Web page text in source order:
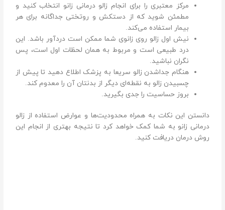
مرکز معتبری را برای انجام زالو درمانی زانو انتخاب کنید و
مطمئن شوید که از دستکش و رو‌تختی جداگانه برای هر
بیمار استفاده می‌کند.
نیش اول زالو روی زانوی شما ممکن است درد‌آور باشد. این
درد طبیعی است و مربوط به همان لحظات اول است، پس
نگران نباشید.
هنگام جدا‌شدن زالو سریعا به پزشک اطلاع دهید تا پیش از
چسبیدن زالو به نقطه‌ای دیگر از بدنتان آن را معدوم کند.
بروز حساسیت را جدی بگیرید.
دانستن این نکات به همراه محدودیت‌ها و عوارض استفاده از زالو
درمانی زانو به شما کمک خواهد کرد تا نتیجه بهتری از انجام این
روش درمان دریافت کنید.